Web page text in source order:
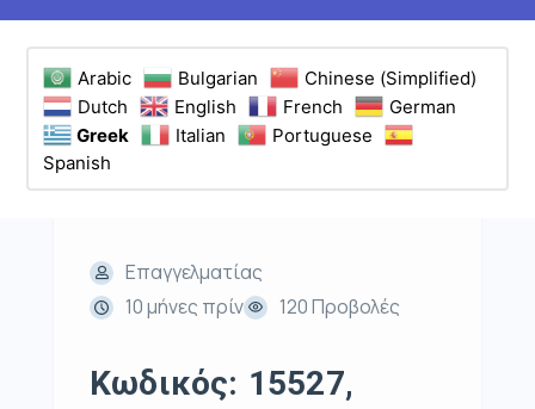
Arabic Bulgarian
Chinese (Simplified)
Dutch
English French
German
Greek
Italian
Portuguese
Spanish
Επαγγελματίας
10 μήνες πρίν
120 Προβολές
Κωδικός: 15527,